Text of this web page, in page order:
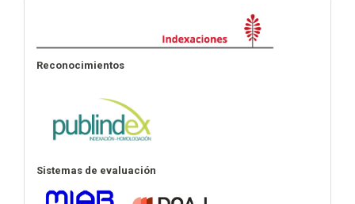
Reconocimientos
Sistemas de evaluación